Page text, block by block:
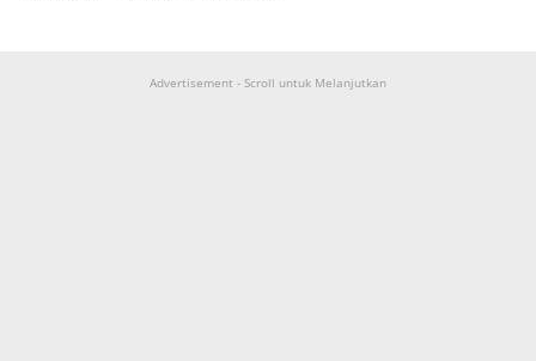
Advertisement - Scroll untuk Melanjutkan